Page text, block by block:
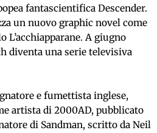
fantascientifica Descender.
un nuovo graphic novel come
L’acchiapparane. A giugno
diventa una serie televisiva
e fumettista inglese,
artista di 2000AD, pubblicato
di Sandman, scritto da Neil